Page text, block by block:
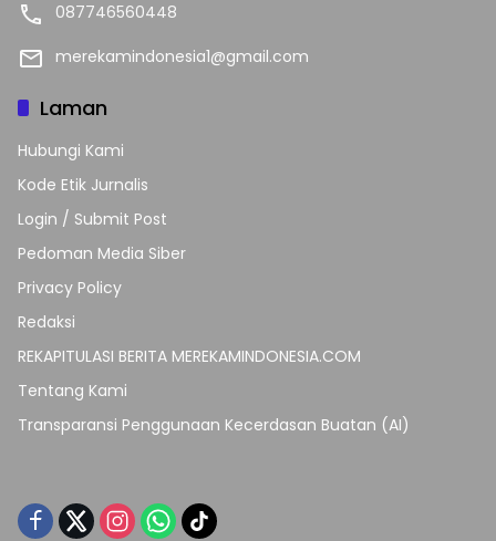
087746560448
merekamindonesia1@gmail.com
Laman
Hubungi Kami
Kode Etik Jurnalis
Login / Submit Post
Pedoman Media Siber
Privacy Policy
Redaksi
REKAPITULASI BERITA MEREKAMINDONESIA.COM
Tentang Kami
Transparansi Penggunaan Kecerdasan Buatan (AI)